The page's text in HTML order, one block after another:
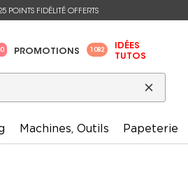
POINTS FIDÉLITÉ OFFERTS
0 PROMOTIONS 1082
IDÉES
TUTOS
Machines, Outils Papeterie